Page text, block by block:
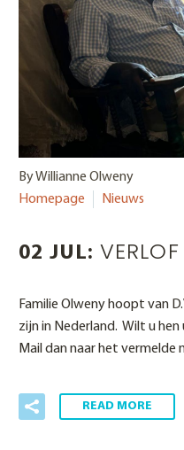
By Willianne Olweny
Homepage
Nieuws
02 JUL:
Familie Olweny hoopt van
zijn in Nederland. Wilt u
Mail dan naar het
READ MORE